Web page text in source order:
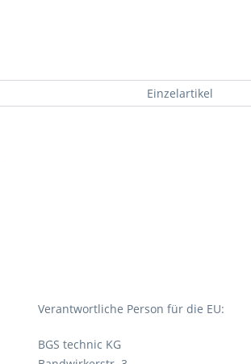
Einzelartikel
Verantwortliche Person für die EU:
BGS technic KG